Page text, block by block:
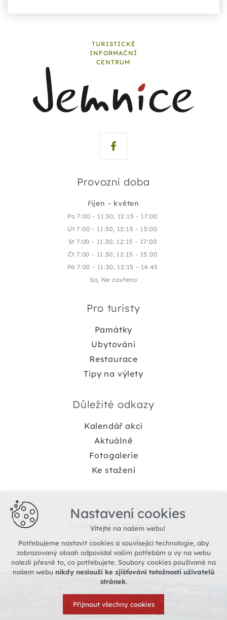
TURISTICKÉ
INFORMAČNÍ
CENTRUM
Provozní doba
říjen - květen
Po 7:00 - 11:30, 12:15 - 17:00
Út 7:00 - 11:30, 12:15 - 15:00
St 7:00 - 11:30, 12:15 - 17:00
Čt 7:00 - 11:30, 12:15 - 15:00
Pá 7:00 - 11:30, 12:15 - 14:45
So, Ne zavřeno
Pro turisty
Památky
Ubytování
Restaurace
Tipy na výlety
Důležité odkazy
Kalendář akcí
Aktuálně
Fotogalerie
Ke stažení
© 2026 Copyright TIC Jemnice
Vytvořil xart.cz
Nastavení cookies
Vítejte na našem webu!
Potřebujeme nastavit cookies a související technologie, aby
zobrazovaný obsah odpovídal vašim potřebám a vy na webu
nalezli přesně to, co potřebujete. Soubory cookies používané na
našem webu nikdy neslouží ke zjišťování totožnosti uživatelů
stránek.
Přijmout všechny cookies